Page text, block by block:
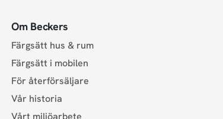
Om Beckers
Färgsätt hus & rum
Färgsätt i mobilen
För återförsäljare
Vår historia
Vårt miljöarbete